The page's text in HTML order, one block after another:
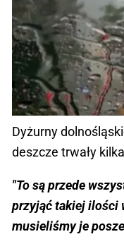
Dyżurny
deszcze trwały
"To są przede
przyjąć takiej ilości
musieliśmy je